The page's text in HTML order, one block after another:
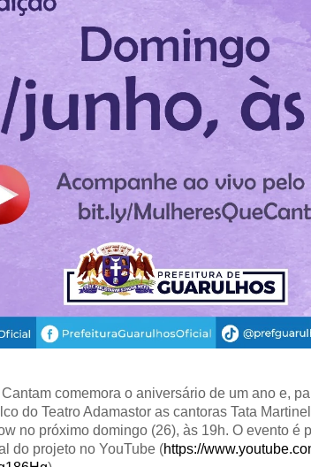
comemora o aniversário de um ano e,
do Teatro Adamastor as cantoras Tata
no próximo domingo (26), às 19h. O evento é
do projeto no YouTube (https://